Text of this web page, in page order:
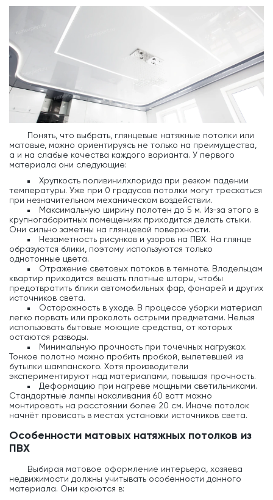
Понять, что выбрать, глянцевые натяжные потолки или
матовые, можно ориентируясь не только на преимущества,
а и на слабые качества каждого варианта. У первого
материала они следующие:
Хрупкость поливинилхлорида при резком падении
температуры. Уже при 0 градусов потолки могут трескаться
при незначительном механическом воздействии.
Максимальную ширину полотен до 5 м. Из-за этого в
крупногабаритных помещениях приходится делать стыки.
Они сильно заметны на глянцевой поверхности.
Незаметность рисунков и узоров на ПВХ. На глянце
образуются блики, поэтому используются только
однотонные цвета.
Отражение световых потоков в темноте. Владельцам
квартир приходится вешать плотные шторы, чтобы
предотвратить блики автомобильных фар, фонарей и других
источников света.
Осторожность в уходе. В процессе уборки материал
легко порвать или проколоть острыми предметами. Нельзя
использовать бытовые моющие средства, от которых
остаются разводы.
Минимальную прочность при точечных нагрузках.
Тонкое полотно можно пробить пробкой, вылетевшей из
бутылки шампанского. Хотя производители
экспериментируют над материалами, повышая прочность.
Деформацию при нагреве мощными светильниками.
Стандартные лампы накаливания 60 ватт можно
монтировать на расстоянии более 20 см. Иначе потолок
начнёт провисать в местах установки источников света.
Особенности матовых натяжных потолков из
ПВХ
Выбирая матовое оформление интерьера, хозяева
недвижимости должны учитывать особенности данного
материала. Они кроются в: